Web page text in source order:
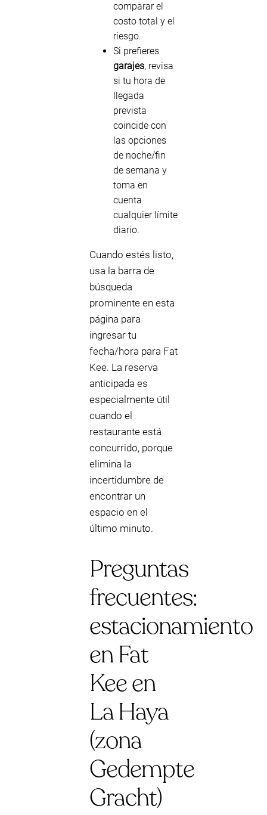
comparar el
costo total y el
riesgo.
Si prefieres
garajes, revisa
si tu hora de
llegada
prevista
coincide con
las opciones
de noche/fin
de semana y
toma en
cuenta
cualquier límite
diario.
Cuando estés listo,
usa la barra de
búsqueda
prominente en esta
página para
ingresar tu
fecha/hora para Fat
Kee. La reserva
anticipada es
especialmente útil
cuando el
restaurante está
concurrido, porque
elimina la
incertidumbre de
encontrar un
espacio en el
último minuto.
Preguntas
frecuentes:
estacionamiento
en Fat
Kee en
La Haya
(zona
Gedempte
Gracht)